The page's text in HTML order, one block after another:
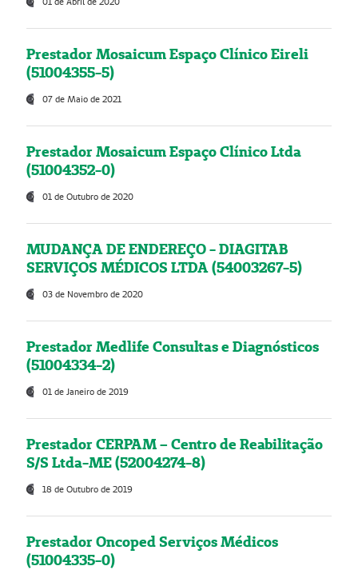
Prestador Mosaicum Espaço Clínico Eireli
(51004355-5)
07 de Maio de 2021
Prestador Mosaicum Espaço Clínico Ltda
(51004352-0)
01 de Outubro de 2020
MUDANÇA DE ENDEREÇO - DIAGITAB
SERVIÇOS MÉDICOS LTDA (54003267-5)
03 de Novembro de 2020
Prestador Medlife Consultas e Diagnósticos
(51004334-2)
01 de Janeiro de 2019
Prestador CERPAM – Centro de Reabilitação
S/S Ltda-ME (52004274-8)
18 de Outubro de 2019
Prestador Oncoped Serviços Médicos
(51004335-0)